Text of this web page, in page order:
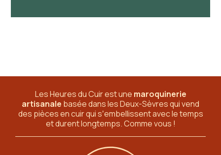
Les Heures du Cuir est une maroquinerie
artisanale basée dans les Deux-Sèvresqui vend
des pièces en cuir qui sʼembellissent avec le temps
et durent longtemps. Comme vous !